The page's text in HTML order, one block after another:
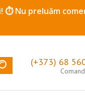
Nu preluăm
(+373) 68